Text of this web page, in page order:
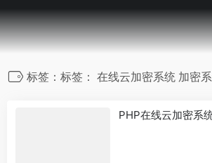
标签：标签： 在线云加密系统 加密
PHP在线云加密系